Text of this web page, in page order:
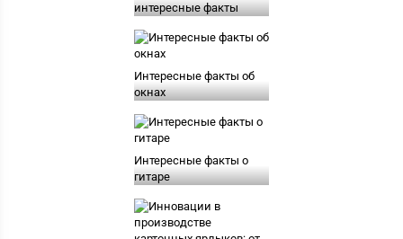
интересные факты
Интересные факты об
окнах
Интересные факты о
гитаре